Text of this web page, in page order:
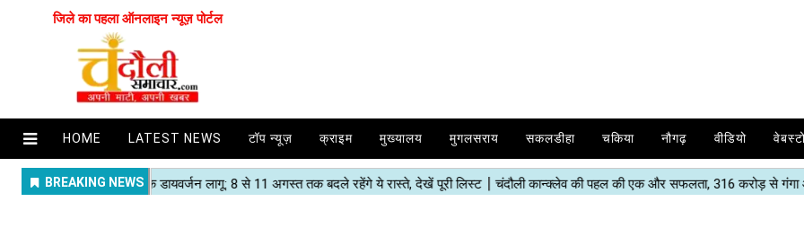
जिले का पहला ऑनलाइन न्यूज़ पोर्टल
HOME LATEST NEWS टॉप न्यूज़ क्राइम मुख्यालय मुगलसराय सकलडीहा चकिया नौगढ़ वीडियो